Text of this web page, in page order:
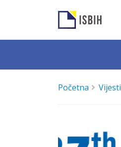
Početna Vijesti